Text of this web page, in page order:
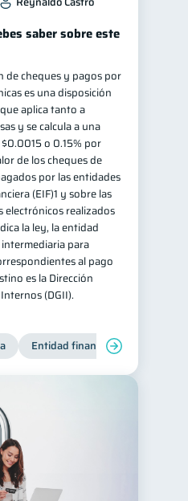
saber sobre este
de cheques y pagos por
es una disposición
aplica tanto a
y se calcula a una
o 0.15% por
de los cheques de
por las entidades
(EIF)1 y sobre las
electrónicos realizados
la ley, la entidad
para
al pago
es la Dirección
(DGII).
Entidad financiera